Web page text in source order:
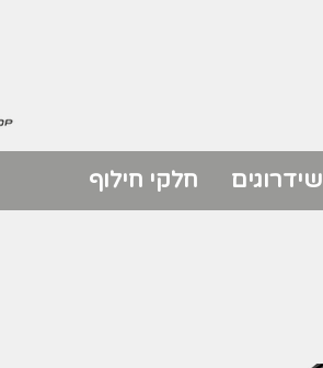
שידרוגים חלקי חילוף